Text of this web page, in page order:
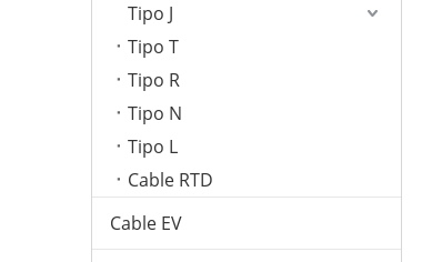
Tipo J
Tipo T
Tipo R
Tipo N
Tipo L
Cable RTD
Cable EV